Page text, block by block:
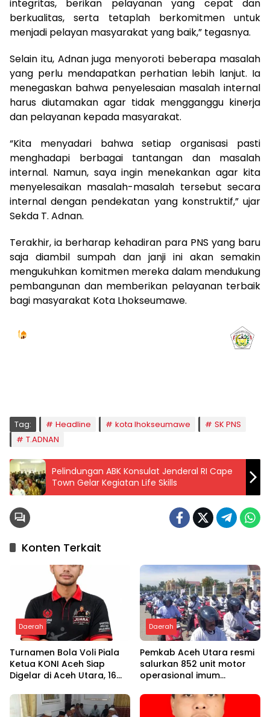
integritas, berikan pelayanan yang cepat dan
berkualitas, serta tetaplah berkomitmen untuk
menjadi pelayan masyarakat yang baik,” tegasnya.
Selain itu, Adnan juga menyoroti beberapa masalah
yang perlu mendapatkan perhatian lebih lanjut. Ia
menegaskan bahwa penyelesaian masalah internal
harus diutamakan agar tidak mengganggu kinerja
dan pelayanan kepada masyarakat.
“Kita menyadari bahwa setiap organisasi pasti
menghadapi berbagai tantangan dan masalah
internal. Namun, saya ingin menekankan agar kita
menyelesaikan masalah-masalah tersebut secara
internal dengan pendekatan yang konstruktif,” ujar
Sekda T. Adnan.
Terakhir, ia berharap kehadiran para PNS yang baru
saja diambil sumpah dan janji ini akan semakin
mengukuhkan komitmen mereka dalam mendukung
pembangunan dan memberikan pelayanan terbaik
bagi masyarakat Kota Lhokseumawe.
Tag: Headline kota lhokseumawe
SK PNS
T.ADNAN
Pelindungan ABK Konsulat Jenderal RI Cape
Town Gelar Kegiatan Life Skills
Konten Terkait
Daerah
Turnamen Bola Voli Piala
Ketua KONI Aceh Siap
Digelar di Aceh Utara, 16
Ambil Bagian
Daerah
Pemkab Aceh Utara resmi
salurkan 852 unit motor
operasional imum